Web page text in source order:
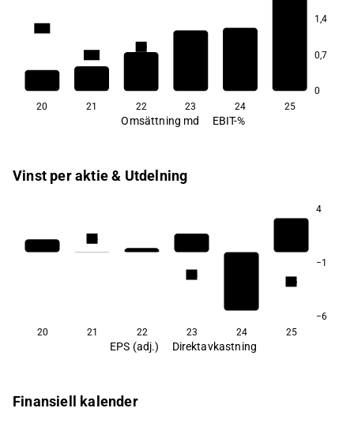
1,4
0,7
0
4,0
20 21 22 23 24 25
Omsättning md EBIT-%
Vinst per aktie & Utdelning
4
−1
−6
1,4
0,8
0,6
20 21 22 23 24 25
EPS (adj.) Direktavkastning
Finansiell kalender